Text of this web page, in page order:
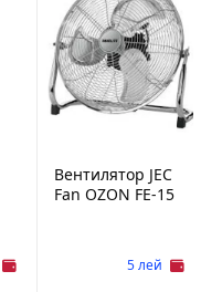
Вентилятор JEC
Fan OZON FE-15
5 лей